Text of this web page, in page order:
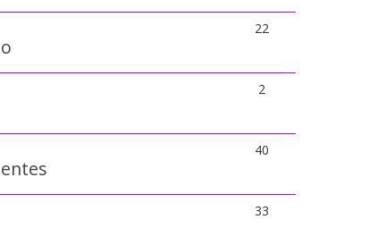
22
2
40
33